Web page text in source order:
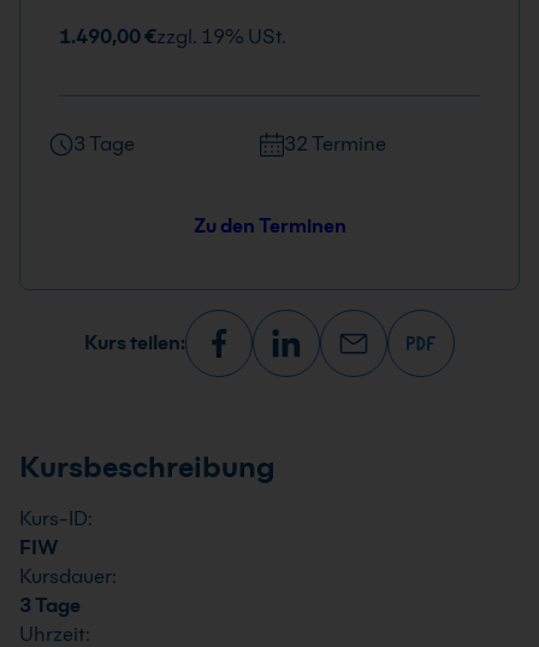
1.490,00 €zzgl. 19% USt.
3 Tage 32 Termine
Zu den Terminen
Kurs teilen:
Kursbeschreibung
Kurs-ID:
FIW
Kursdauer:
3 Tage
Uhrzeit: